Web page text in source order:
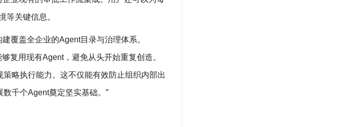
等关键信息。
覆盖全企业的Agent目录与治理体系。
复用现有Agent，避免从头开始重复创造。
略执行能力。这不仅能有效防止组织内部出
千个Agent奠定坚实基础。”